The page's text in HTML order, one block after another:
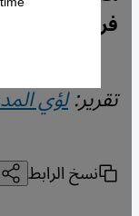
فريدة لا نظير
تقرير:لؤي
نسخ الرابط